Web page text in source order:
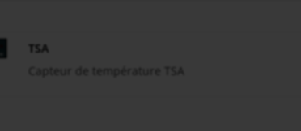
TSA
Capteur de température TSA